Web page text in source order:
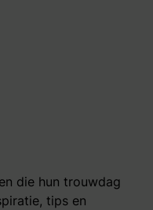
die hun trouwdag
tips en